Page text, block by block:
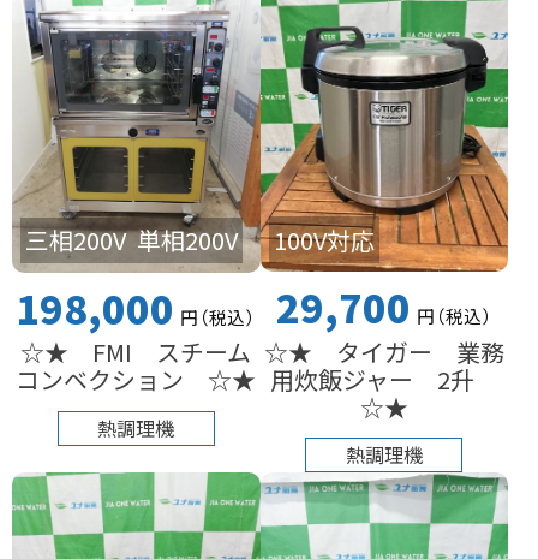
単相200V
三相200V
198,000 円（税込）
☆★ FMI スチーム
コンベクション ☆★
熱調理機
100V対応
29,700 円（税込）
☆★ タイガー 業務
用炊飯ジャー 2升
☆★
熱調理機